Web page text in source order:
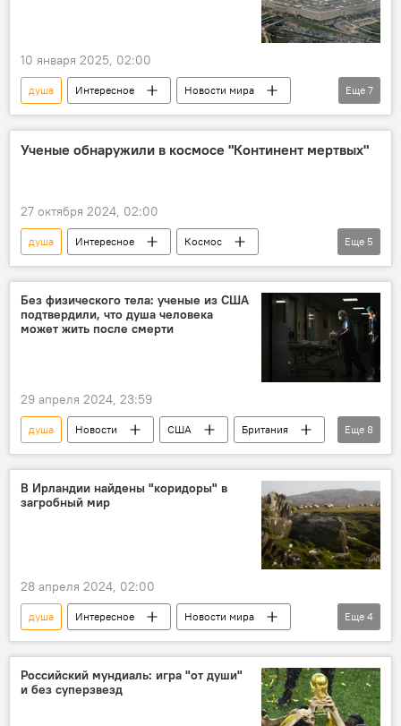
энергия
10 января 2025, 02:00
душа Интересное
Новости мира
США
Пентагон
Ученые
Исследования
Смерть
Еще 7
Ученые обнаружили в космосе "Континент мертвых"
27 октября 2024, 02:00
душа Интересное
Космос
Ученые
Планета
Планета Земля
древний континент Арголанд
умершие
Еще 5
Без физического тела: ученые из США
подтвердили, что душа человека
может жить после смерти
29 апреля 2024, 23:59
душа Новости США
Британия
Ученые
Открытие
Смерть
квантовый мир
бессмертие
Наука
Общество
Еще 8
В Ирландии найдены "коридоры" в
загробный мир
28 апреля 2024, 02:00
душа Интересное
Новости мира
Ирландия
Древность
Переход
Артефакты
Еще 4
Российский мундиаль: игра "от души"
и без суперзвезд